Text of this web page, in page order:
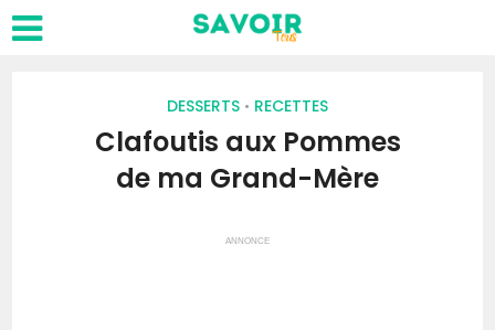
DESSERTS • RECETTES
Clafoutis aux Pommes
de ma Grand-Mère
ANNONCE